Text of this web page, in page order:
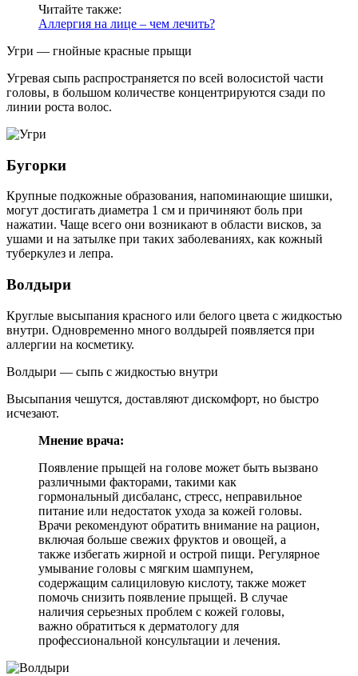
Читайте также:
Аллергия на лице – чем лечить?
Угри — гнойные красные прыщи
Угревая сыпь распространяется по всей волосистой части
головы, в большом количестве концентрируются сзади по
линии роста волос.
Бугорки
Крупные подкожные образования, напоминающие шишки,
могут достигать диаметра 1 см и причиняют боль при
нажатии. Чаще всего они возникают в области висков, за
ушами и на затылке при таких заболеваниях, как кожный
туберкулез и лепра.
Волдыри
Круглые высыпания красного или белого цвета с жидкостью
внутри. Одновременно много волдырей появляется при
аллергии на косметику.
Волдыри — сыпь с жидкостью внутри
Высыпания чешутся, доставляют дискомфорт, но быстро
исчезают.
Мнение врача:
Появление прыщей на голове может быть вызвано
различными факторами, такими как
гормональный дисбаланс, стресс, неправильное
питание или недостаток ухода за кожей головы.
Врачи рекомендуют обратить внимание на рацион,
включая больше свежих фруктов и овощей, а
также избегать жирной и острой пищи. Регулярное
умывание головы с мягким шампунем,
содержащим салициловую кислоту, также может
помочь снизить появление прыщей. В случае
наличия серьезных проблем с кожей головы,
важно обратиться к дерматологу для
профессиональной консультации и лечения.